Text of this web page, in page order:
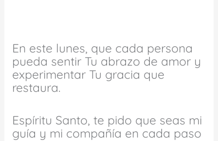
En este lunes, que cada persona
pueda sentir Tu abrazo de amor y
experimentar Tu gracia que
restaura.
Espíritu Santo, te pido que seas mi
guía y mi compañía en cada paso